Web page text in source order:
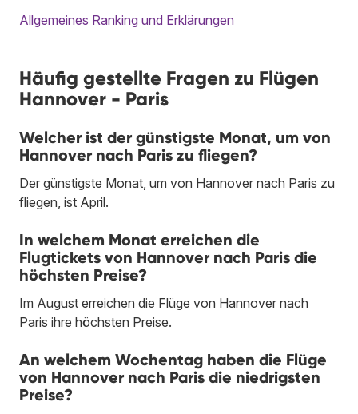
Allgemeines Ranking und Erklärungen
Häufig gestellte Fragen zu Flügen
Hannover - Paris
Welcher ist der günstigste Monat, um von
Hannover nach Paris zu fliegen?
Der günstigste Monat, um von Hannover nach Paris zu
fliegen, ist April.
In welchem Monat erreichen die
Flugtickets von Hannover nach Paris die
höchsten Preise?
Im August erreichen die Flüge von Hannover nach
Paris ihre höchsten Preise.
An welchem Wochentag haben die Flüge
von Hannover nach Paris die niedrigsten
Preise?